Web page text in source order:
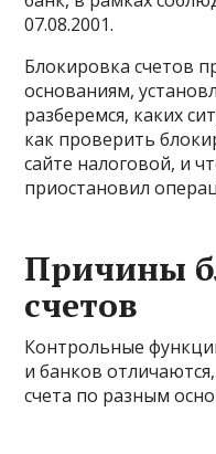
07.08.2001.
Блокировка счетов
основаниям,
разберемся, каких
как проверить
сайте налоговой, и
приостановил
Причины
счетов
Контрольные
и банков
счета по разным